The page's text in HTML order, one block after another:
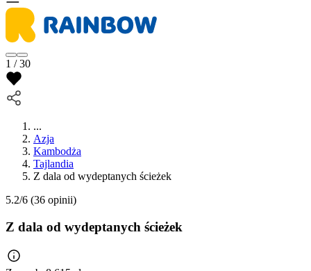
1 / 30
...
Azja
Kambodża
Tajlandia
Z dala od wydeptanych ścieżek
5.2/6 (36 opinii)
Z dala od wydeptanych ścieżek